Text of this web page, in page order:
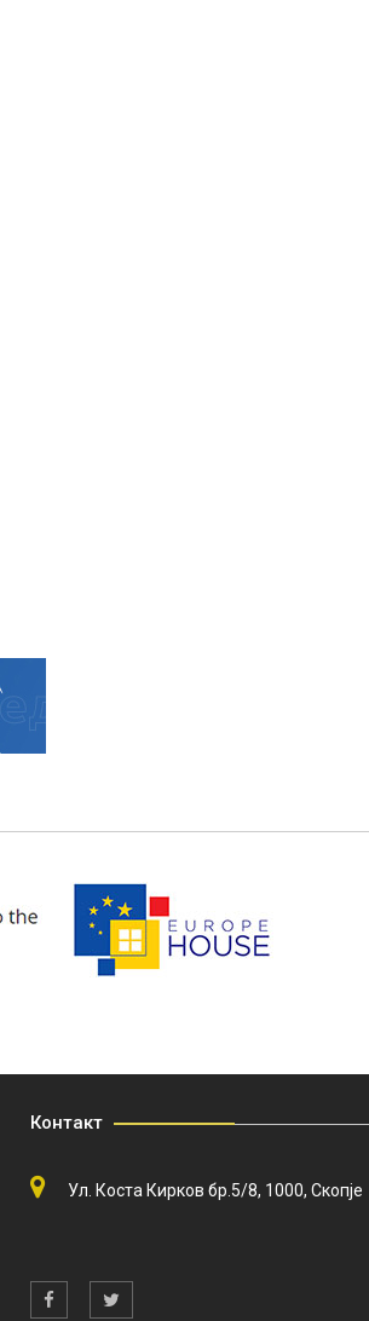
Контакт
Ул. Коста Кирков бр.5/8, 1000, Скопје